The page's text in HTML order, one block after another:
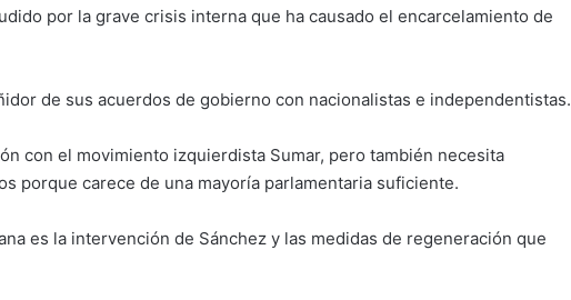
por la grave crisis interna que ha causado el encarcelamiento de
de sus acuerdos de gobierno con nacionalistas e independentistas.
con el movimiento izquierdista Sumar, pero también necesita
porque carece de una mayoría parlamentaria suficiente.
es la intervención de Sánchez y las medidas de regeneración que